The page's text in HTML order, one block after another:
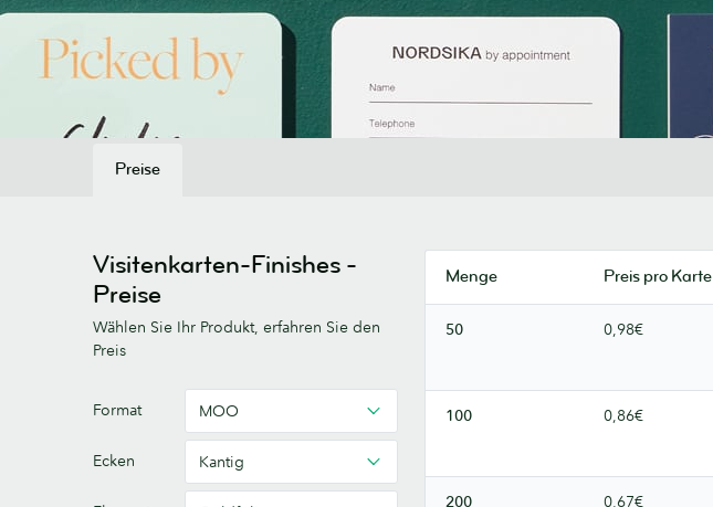
Preise
Visitenkarten-Finishes -
Preise
Wählen Sie Ihr Produkt, erfahren Sie den
Preis
Visitenkarten
Format MOO
Ecken Kantig
Menge Preis pro Karte
50 0,98€
100 0,86€
200 0,67€